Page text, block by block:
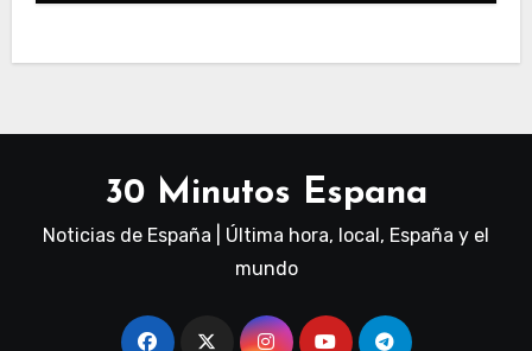
30 Minutos Espana
Noticias de España | Última hora, local, España y el
mundo